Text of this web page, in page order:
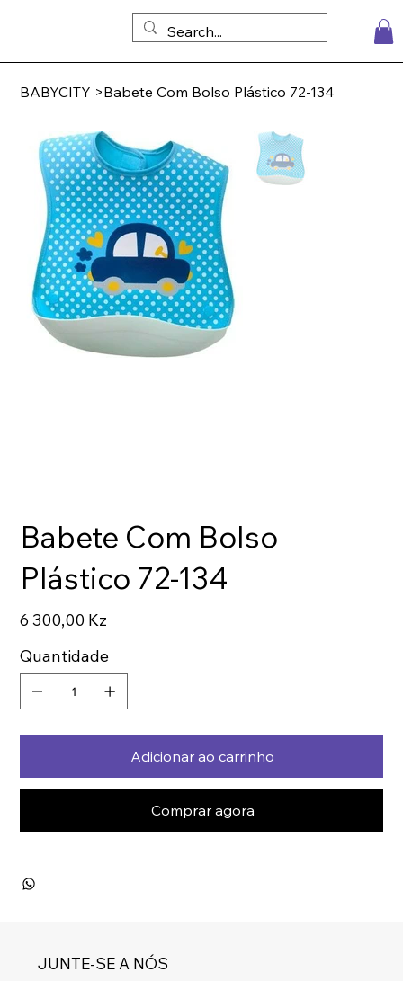
BABYCITY >Babete Com Bolso Plástico 72-134
Babete Com Bolso
Plástico 72-134
Preço
6 300,00 Kz
Quantidade
Adicionar ao carrinho
Comprar agora
JUNTE-SE A NÓS